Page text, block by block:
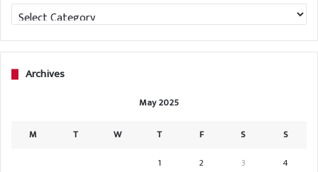
Categories
Archives
May 2025
M T W T F S
S
1
2 3
4